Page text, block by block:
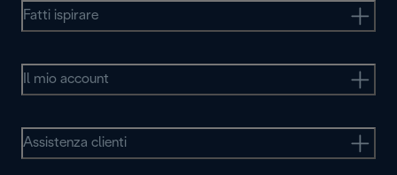
Fatti ispirare
Il mio account
Assistenza clienti